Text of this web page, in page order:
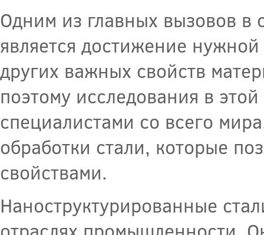
Одним из главных вызовов в
является достижение
других важных свойств
поэтому исследования в
специалистами со всего
обработки стали, которые
свойствами.
Наноструктурированные